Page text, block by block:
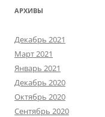
АРХИВЫ
Декабрь 2021
Март 2021
Январь 2021
Декабрь 2020
Октябрь 2020
Сентябрь 2020